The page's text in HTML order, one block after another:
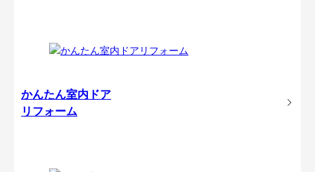
かんたん室内ドア
リフォーム